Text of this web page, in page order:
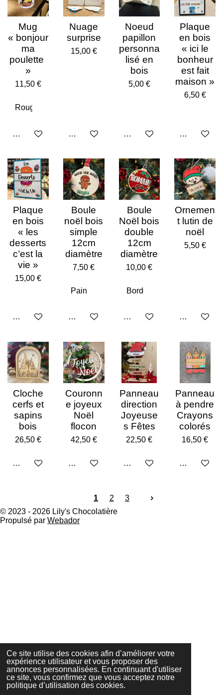
Ce site utilise des cookies afin d’améliorer votre
expérience utilisateur et vous proposer des
annonces personnalisées. En continuant d'utiliser
ce site, vous confirmez que vous acceptez notre
politique d’utilisation des cookies.
Mug
« bonjour
ma
poulette
»
11,50 €
Ajouter au panier
Nuage
surprise
15,00 €
Voir les détails
Noeud
papillon
personna
lisé en
bois
5,00 €
Ajouter au panier
Plaque
en bois
« ici le
bonheur
est fait
maison »
6,50 €
Ajouter au
Plaque
en bois
« les
desserts
c’est la
vie »
15,00 €
Ajouter au panier
Boule
noël bois
simple
12cm
diamètre
7,50 €
Voir les détails
Boule
Noël bois
double
12cm
diamètre
10,00 €
Voir les détails
Ornemen
t lutin de
noël
5,50 €
Voir les
Cloche
cerfs et
sapins
bois
26,50 €
Ajouter au panier
Couronn
e joyeux
Noël
flocon
42,50 €
Ajouter au panier
Panneau
direction
Joyeuse
s Fêtes
22,50 €
Ajouter au panier
Panneau
à pendre
Crayons
colorés
16,50 €
Voir les
1 2
3
© 2023 - 2026 Lily's Chocolatière
Propulsé par Webador